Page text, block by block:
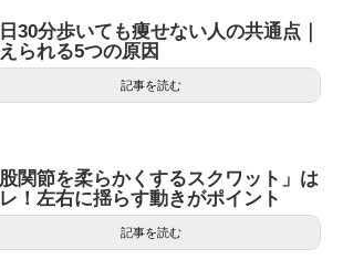
30分歩いても痩せない人の共通点｜
られる5つの原因
記事を読む
股関節を柔らかくするスクワット」は
！左右に揺らす動きがポイント
記事を読む